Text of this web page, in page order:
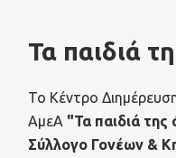
Τα παιδιά
Το Κέντρο
ΑμεΑ "Τα παιδιά της
Σύλλογο Γονέων &